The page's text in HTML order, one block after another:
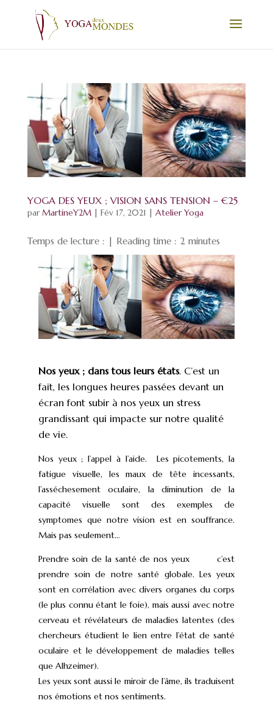
YOGA DES YEUX ; VISION SANS TENSION – €25
parMartineY2M| Fév 17, 2021 | Atelier Yoga
Temps de lecture : | Reading time : 2 minutes
Nos yeux ; dans tous leurs états. C’est un
fait, les longues heures passées devant un
écran font subir à nos yeux un stress
grandissant qui impacte sur notre qualité
de vie.
Nos yeux ; l’appel à l’aide. Les picotements, la
fatigue visuelle, les maux de tête incessants,
l’asséchesement oculaire, la diminution de la
capacité visuelle sont des exemples de
symptomes que notre vision est en souffrance.
Mais pas seulement…
Prendre soin de la santé de nos yeux c’est
prendre soin de notre santé globale. Les yeux
sont en corrélation avec divers organes du corps
(le plus connu étant le foie), mais aussi avec notre
cerveau et révélateurs de maladies latentes (des
chercheurs étudient le lien entre l’état de santé
oculaire et le développement de maladies telles
que Alhzeimer).
Les yeux sont aussi le miroir de l’âme, ils traduisent
nos émotions et nos sentiments.